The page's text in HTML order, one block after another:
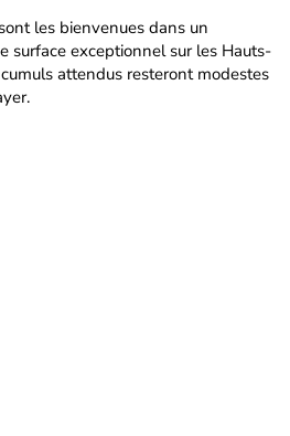
les bienvenues dans un
surface exceptionnel sur les Hauts-
attendus resteront modestes